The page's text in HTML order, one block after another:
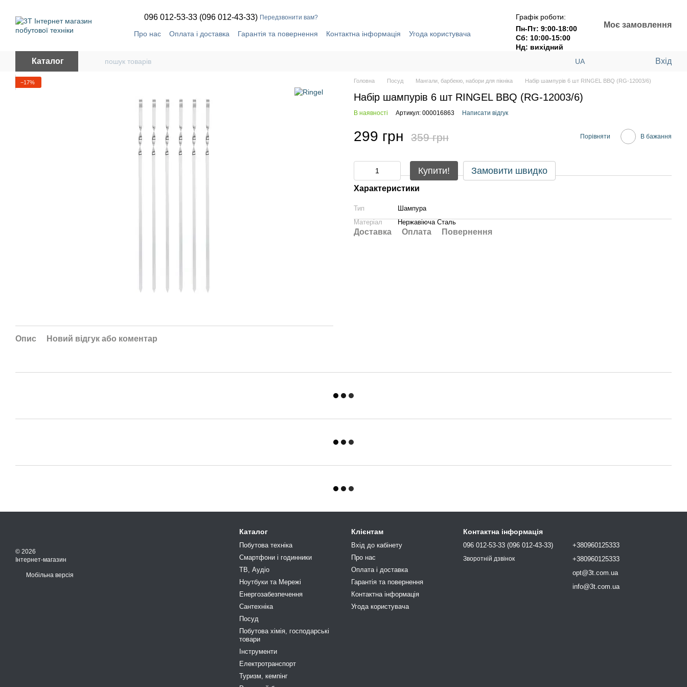
096 012-53-33 (096 012-43-33) Передзвонити вам?
Про нас Оплата і доставка Гарантія та повернення Контактна інформація Угода користувача
Графік роботи:
Пн-Пт: 9:00-18:00
Сб: 10:00-15:00
Нд: вихідний
Моє замовлення
Каталог UA Вхід
−17%
Опис Новий відгук або коментар
Головна Посуд Мангали, барбекю, набори для пікніка Набір шампурів 6 шт RINGEL BBQ (RG-12003/6)
Набір шампурів 6 шт RINGEL BBQ (RG-12003/6)
В наявності Артикул: 000016863 Написати відгук
299 грн 359 грн Порівняти В бажання
Купити! Замовити швидко
Характеристики
Тип
Шампура
Матеріал
Нержавіюча Сталь
Доставка Оплата Повернення
© 2026
Інтернет-магазин
Мобільна версія
Каталог
Побутова техніка
Смартфони і годинники
ТВ, Аудіо
Ноутбуки та Мережі
Енергозабезпечення
Сантехніка
Посуд
Побутова хімія, господарськi
товари
Інструменти
Електротранспорт
Туризм, кемпiнг
Клієнтам
Вхід до кабінету
Про нас
Оплата і доставка
Гарантія та повернення
Контактна інформація
Угода користувача
Контактна інформація
096 012-53-33 (096 012-43-33)
Зворотній дзвінок
+380960125333
+380960125333
opt@3t.com.ua
info@3t.com.ua